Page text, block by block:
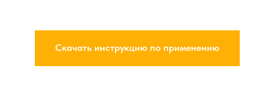
Скачать инструкцию по применению